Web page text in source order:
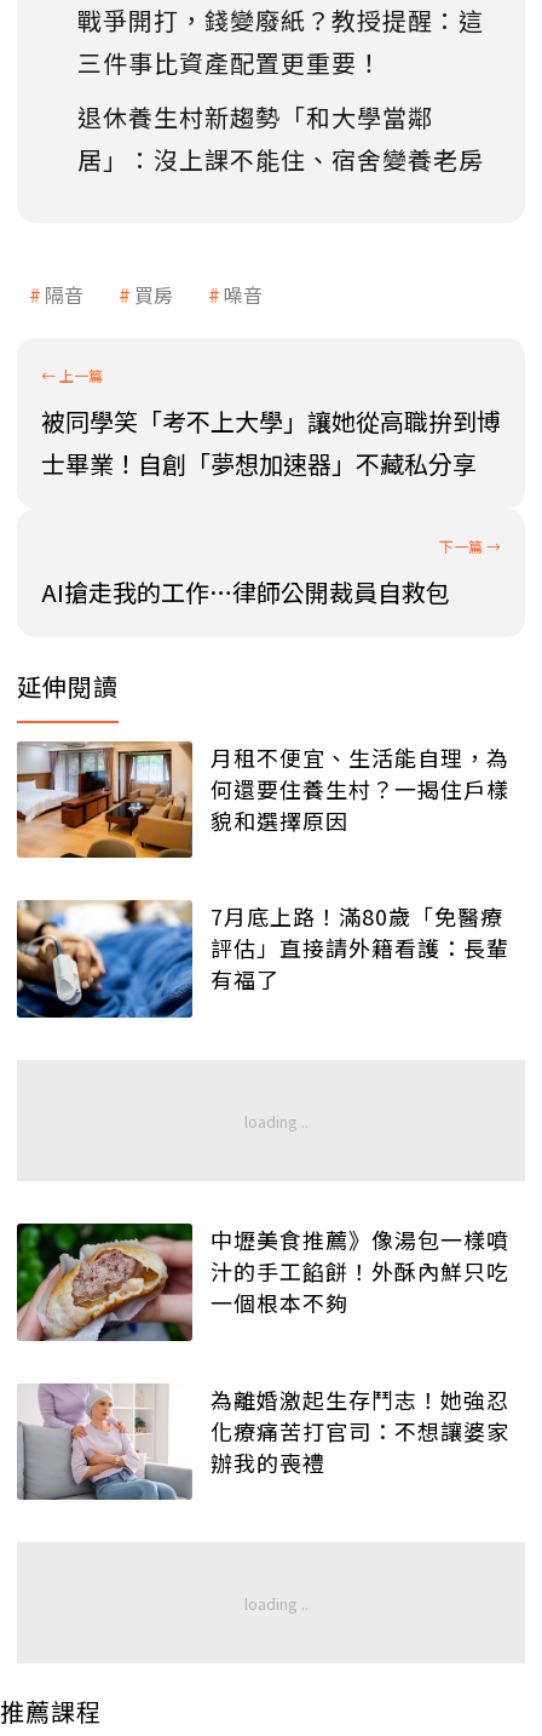
戰爭開打，錢變廢紙？教授提醒：這
三件事比資產配置更重要！
退休養生村新趨勢「和大學當鄰
居」：沒上課不能住、宿舍變養老房
隔音 買房 噪音
被同學笑「考不上大學」讓她從高職拚到博
士畢業！自創「夢想加速器」不藏私分享
AI搶走我的工作…律師公開裁員自救包
延伸閱讀
月租不便宜、生活能自理，為
何還要住養生村？一揭住戶樣
貌和選擇原因
7月底上路！滿80歲「免醫療
評估」直接請外籍看護：長輩
有福了
中壢美食推薦》像湯包一樣噴
汁的手工餡餅！外酥內鮮只吃
一個根本不夠
為離婚激起生存鬥志！她強忍
化療痛苦打官司：不想讓婆家
辦我的喪禮
推薦課程